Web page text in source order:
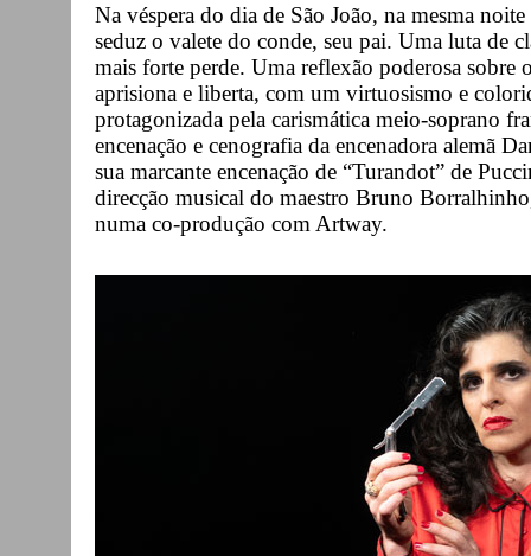
Na véspera do dia de São João, na mesma
seduz o valete do conde, seu pai. Uma luta de
mais forte perde. Uma reflexão poderosa
aprisiona e liberta, com um virtuosismo e
protagonizada pela carismática meio-soprano
encenação e cenografia da encenadora alemã
sua marcante encenação de “Turandot” de
direcção musical do maestro Bruno
numa co-produção com Artway.